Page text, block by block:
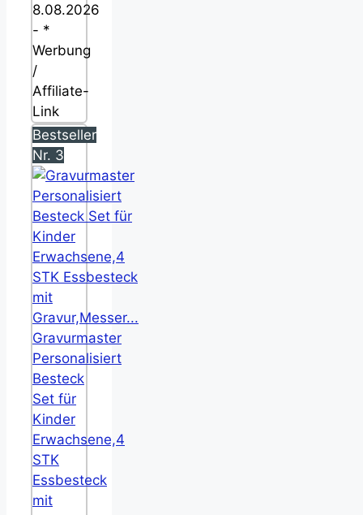
8.08.2026
- *
Werbung
/
Affiliate-
Link
Bestseller
Nr. 3
Gravurmaster
Personalisiert
Besteck
Set für
Kinder
Erwachsene,4
STK
Essbesteck
mit